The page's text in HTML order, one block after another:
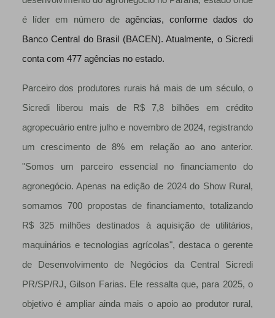
é líder em número deagências, conforme dados do
Banco Central do Brasil (BACEN). Atualmente, o Sicredi
conta com 477 agências no estado.
Parceiro dos produtores rurais há mais de um século, o
Sicredi liberou mais de R$ 7,8 bilhões em crédito
agropecuário entre julho e novembro de 2024, registrando
um crescimento de 8% em relação ao ano anterior.
"Somos um parceiro essencial no financiamento do
agronegócio. Apenas na edição de 2024 do Show Rural,
somamos 700 propostas de financiamento, totalizando
R$ 325 milhões destinados à aquisição de utilitários,
maquinários e tecnologias agrícolas", destaca o gerente
de Desenvolvimento de Negócios da Central Sicredi
PR/SP/RJ, Gilson Farias. Ele ressalta que, para 2025, o
objetivo é ampliar ainda mais o apoio ao produtor rural,